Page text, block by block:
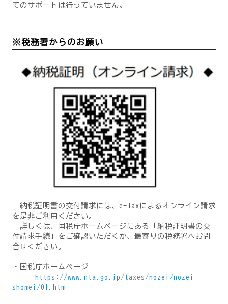
てのサポートは行っていません。
※税務署からのお願い
納税証明書の交付請求には、e-Taxによるオンライン請求
を是非ご利用ください。
詳しくは、国税庁ホームページにある「納税証明書の交
付請求手続」をご確認いただくか、最寄りの税務署へお問
合せください。
・国税庁ホームページ
https://www.nta.go.jp/taxes/nozei/nozei-
shomei/01.htm